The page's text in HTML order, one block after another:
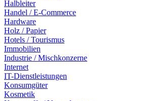
Halbleiter
Handel / E-Commerce
Hardware
Holz / Papier
Hotels / Tourismus
Immobilien
Industrie / Mischkonzerne
Internet
IT-Dienstleistungen
Konsumgüter
Kosmetik